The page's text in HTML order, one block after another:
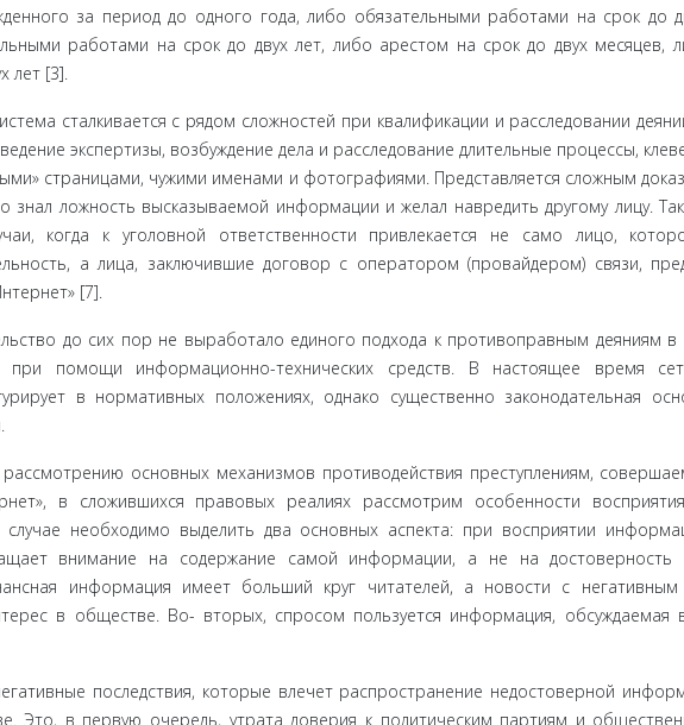
за период до одного года, либо обязательными работами на срок до
работами на срок до двух лет, либо арестом на срок до двух месяцев,
лет [3].
сталкивается с рядом слож­ностей при квалификации и расследовании
экспертизы, возбуждение дела и расследование длительные процессы,
страницами, чужими имена­ми и фотографиями. Представляется сложным
знал ложность высказываемой ин­формации и желал навредить другому лицу.
когда к уголовной ответственности привлекается не само лицо,
а лица, заключившие договор с оператором (провайдером) связи,
[7].
до сих пор не выработало единого подхода к противоправным деяниям
при помощи информационно-техниче­ских средств. В настоящее время
в нормативных положениях, однако суще­ственно законодательная
основных механиз­мов противодействия преступлениям,
в сложившихся правовых реалиях рассмотрим особенности
необходимо выделить два основных аспекта: при восприятии
внимание на содержание самой информации, а не на достоверность
ин­формация имеет больший круг читателей, а новости с негатив­ным
в обществе. Во- вторых, спросом пользуется информация, обсуждаемая в
последствия, которые влечет распространение недостоверной
Это, в первую очередь, утрата доверия к политическим партиям и